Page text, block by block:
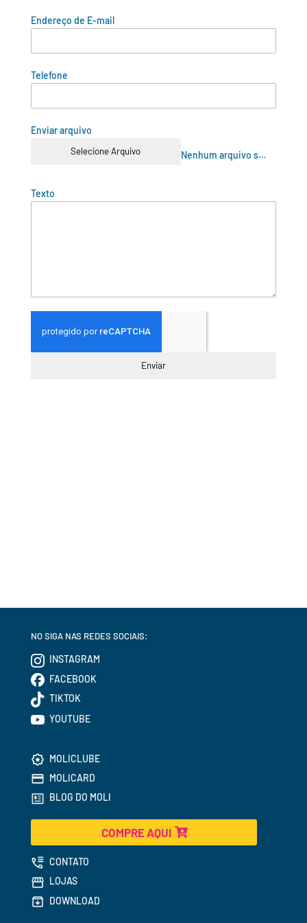
Endereço de E-mail
Telefone
Enviar arquivo
Selecione Arquivo Nenhum arquivo selecionado ainda
Texto
Enviar
NO SIGA NAS REDES SOCIAIS:
INSTAGRAM
FACEBOOK
TIKTOK
YOUTUBE
MOLICLUBE
MOLICARD
BLOG DO MOLI
COMPRE AQUI
CONTATO
LOJAS
DOWNLOAD